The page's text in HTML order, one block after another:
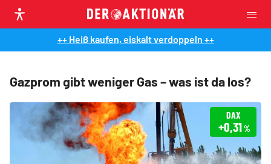
++ Heiß kaufen, eiskalt verdoppeln ++
Gazprom gibt weniger Gas – was ist da los?
DAX
+0,31%